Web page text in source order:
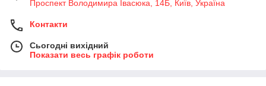
Проспект Володимира Івасюка, 14Б, Київ, Україна
Контакти
Сьогодні вихідний
Показати весь графік роботи